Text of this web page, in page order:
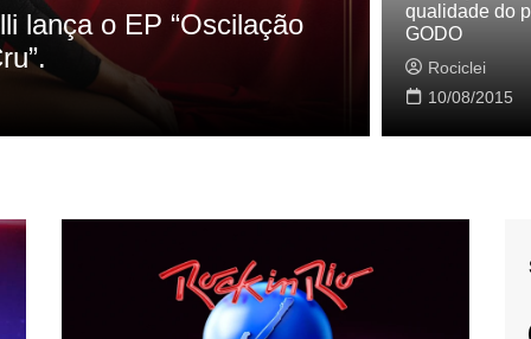
referencias do clipe de
Cynthia
Baleiro
Rociclei
qualidade do
GODO
Rociclei
10/08/2015